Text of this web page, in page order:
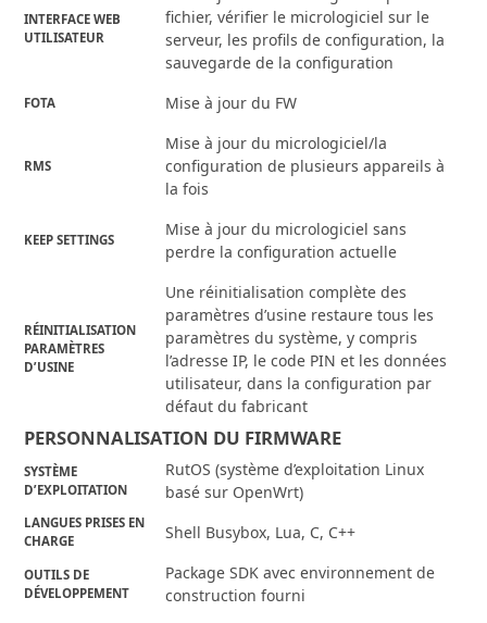
INTERFACE WEB
UTILISATEUR
fichier, vérifier le micrologiciel sur le
serveur, les profils de configuration, la
sauvegarde de la configuration
FOTA Mise à jour du FW
RMS
Mise à jour du micrologiciel/la
configuration de plusieurs appareils à
la fois
KEEP SETTINGS
Mise à jour du micrologiciel sans
perdre la configuration actuelle
RÉINITIALISATION
PARAMÈTRES
D’USINE
Une réinitialisation complète des
paramètres d’usine restaure tous les
paramètres du système, y compris
l’adresse IP, le code PIN et les données
utilisateur, dans la configuration par
défaut du fabricant
PERSONNALISATION DU FIRMWARE
SYSTÈME
D’EXPLOITATION
RutOS (système d’exploitation Linux
basé sur OpenWrt)
LANGUES PRISES EN
CHARGE
Shell Busybox, Lua, C, C++
OUTILS DE
DÉVELOPPEMENT
Package SDK avec environnement de
construction fourni